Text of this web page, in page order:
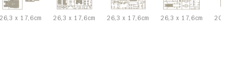
26,3 x 17,6cm 26,3 x 17,6cm 26,3 x 17,6cm 26,3 x 17,6cm